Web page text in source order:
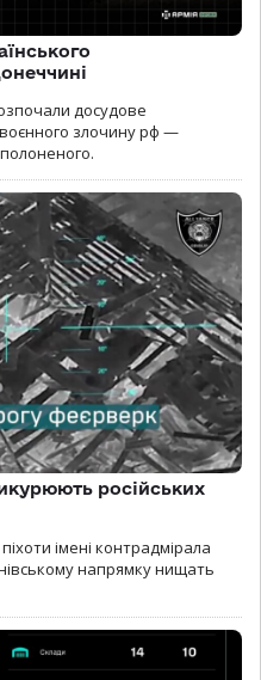
досудове
злочину рф —
російських
імені контрадмірала
напрямку нищать